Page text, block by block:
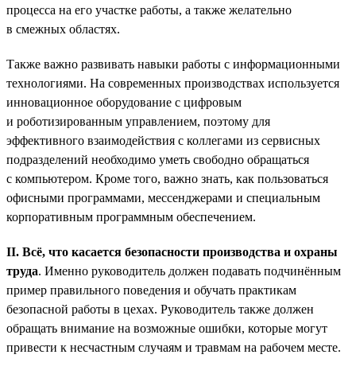
процесса на его участке работы, а также желательно
в смежных областях.
Также важно развивать навыки работы с информационными
технологиями. На современных производствах используется
инновационное оборудование с цифровым
и роботизированным управлением, поэтому для
эффективного взаимодействия с коллегами из сервисных
подразделений необходимо уметь свободно обращаться
с компьютером. Кроме того, важно знать, как пользоваться
офисными программами, мессенджерами и специальным
корпоративным программным обеспечением.
II. Всё, что касается безопасности производства и охраны
труда. Именно руководитель должен подавать подчинённым
пример правильного поведения и обучать практикам
безопасной работы в цехах. Руководитель также должен
обращать внимание на возможные ошибки, которые могут
привести к несчастным случаям и травмам на рабочем месте.